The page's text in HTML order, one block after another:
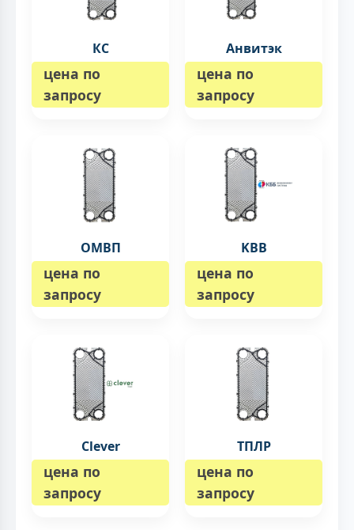
КС
цена по
запросу
Анвитэк
цена по
запросу
ОМВП
цена по
запросу
KBB
цена по
запросу
Clever
цена по
запросу
ТПЛР
цена по
запросу